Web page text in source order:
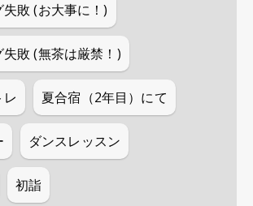
失敗 (お大事に！)
失敗 (無茶は厳禁！)
夏合宿（2年目）にて
ダンスレッスン
初詣